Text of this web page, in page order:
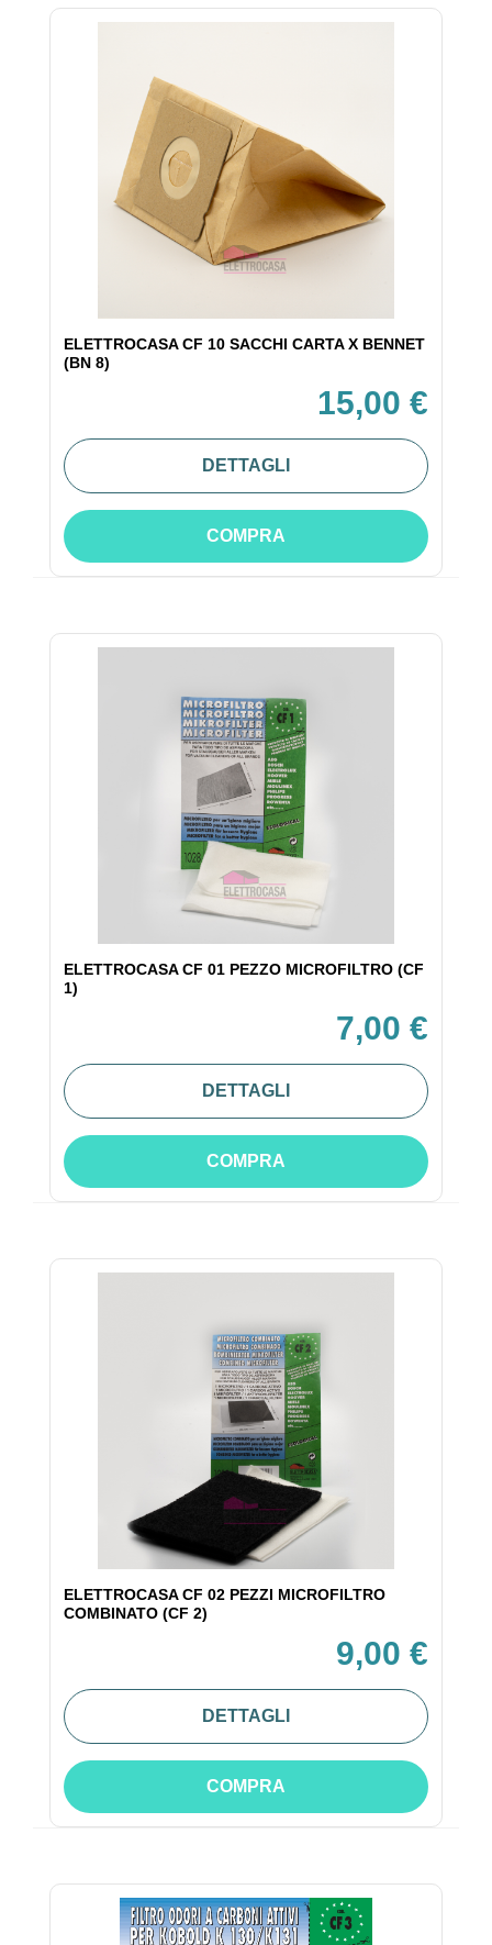
ELETTROCASA CF 10 SACCHI CARTA X BENNET
(BN 8)
15,00 €
DETTAGLI
COMPRA
ELETTROCASA CF 01 PEZZO MICROFILTRO (CF
1)
7,00 €
DETTAGLI
COMPRA
ELETTROCASA CF 02 PEZZI MICROFILTRO
COMBINATO (CF 2)
9,00 €
DETTAGLI
COMPRA